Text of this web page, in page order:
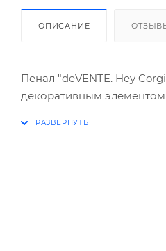
ОПИСАНИЕ
Пенал "deVENTE. Hey
декоративным